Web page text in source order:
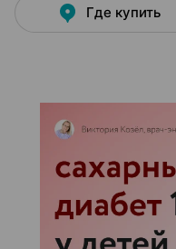
Где купить